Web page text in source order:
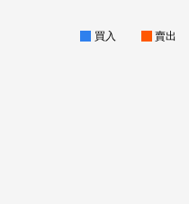
買入 賣出